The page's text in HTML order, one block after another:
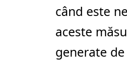
când este
aceste
generate